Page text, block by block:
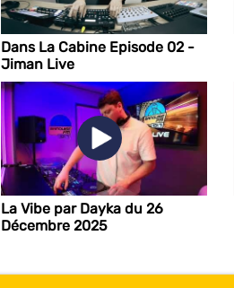
Dans La Cabine Episode 02 -
Jiman Live
La Vibe par Dayka du 26
Décembre 2025